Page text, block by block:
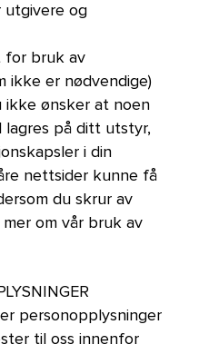
utgivere og
for bruk av
ikke er nødvendige)
ikke ønsker at noen
lagres på ditt utstyr,
i din
nettsider kunne få
du skrur av
mer om vår bruk av
personopplysninger
til oss innenfor